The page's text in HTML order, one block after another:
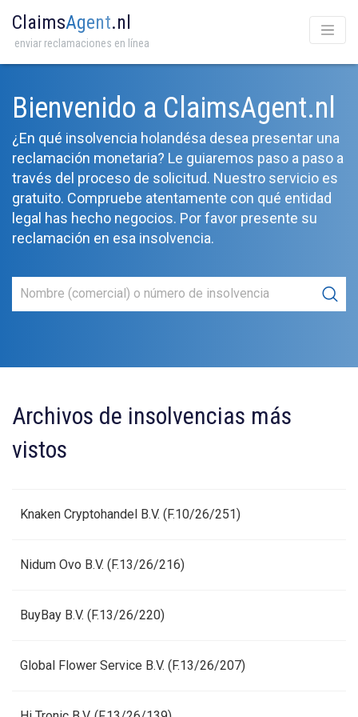
ClaimsAgent.nl
enviar reclamaciones en línea
Bienvenido a ClaimsAgent.nl
¿En qué insolvencia holandésa desea presentar una
reclamación monetaria? Le guiaremos paso a paso a
través del proceso de solicitud. Nuestro servicio es
gratuito. Compruebe atentamente con qué entidad
legal has hecho negocios. Por favor presente su
reclamación en esa insolvencia.
Archivos de insolvencias más
vistos
Knaken Cryptohandel B.V. (F.10/26/251)
Nidum Ovo B.V. (F.13/26/216)
BuyBay B.V. (F.13/26/220)
Global Flower Service B.V. (F.13/26/207)